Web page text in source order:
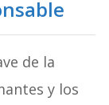
de la
y los